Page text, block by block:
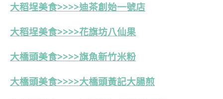
大稻埕美食>>>>迪茶創始一號店
大稻埕美食>>>>花旗坊八仙果
大橋頭美食>>>>旗魚新竹米粉
大橋頭美食>>>>大橋頭黃記大腸煎